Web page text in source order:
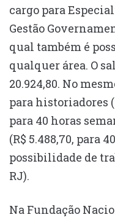
cargo para
Gestão
qual também é
qualquer área. O
20.924,80. No
para historiadores
para 40 horas
(R$ 5.488,70, para
possibilidade de
RJ).
Na Fundação